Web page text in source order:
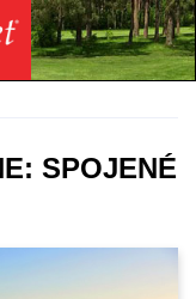
SPOJENÉ